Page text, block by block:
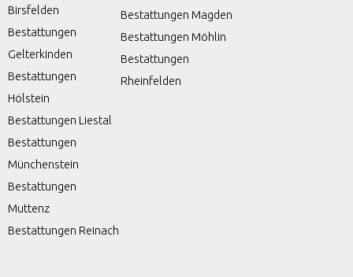
Birsfelden
Bestattungen
Gelterkinden
Bestattungen
Hölstein
Bestattungen Liestal
Bestattungen
Münchenstein
Bestattungen
Muttenz
Bestattungen Reinach
Bestattungen Magden
Bestattungen Möhlin
Bestattungen
Rheinfelden